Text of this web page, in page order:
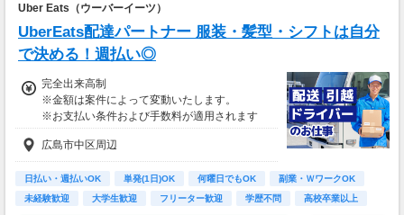
Uber Eats（ウーバーイーツ）
UberEats配達パートナー 服装・髪型・シフトは自分
で決める！週払い◎
完全出来高制
※金額は案件によって変動いたします。
※お支払い条件および手数料が適用されます
広島市中区周辺
日払い・週払いOK 単発(1日)OK 何曜日でもOK
副業・ＷワークOK
未経験歓迎
大学生歓迎 フリーター歓迎 学歴不問 高校卒業以上